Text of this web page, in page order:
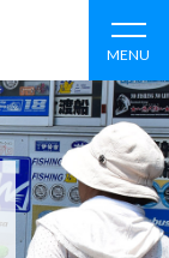
MENU